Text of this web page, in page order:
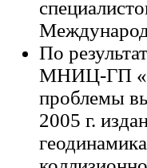
По
МНИЦ-ГП
проблемы
2005 г.